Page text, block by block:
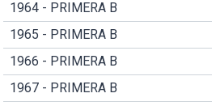
1964 - PRIMERA B
1965 - PRIMERA B
1966 - PRIMERA B
1967 - PRIMERA B